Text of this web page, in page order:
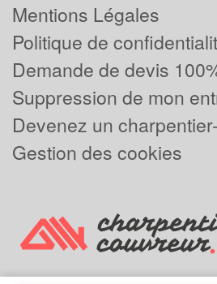
Mentions Légales
Politique de
Demande de devis
Suppression de mon
Devenez un
Gestion des cookies